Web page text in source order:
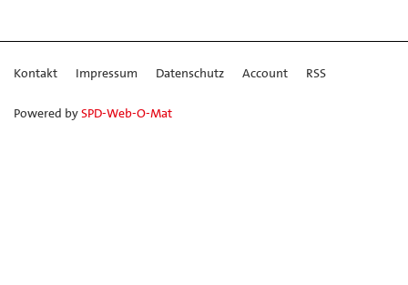
Kontakt Impressum Datenschutz Account RSS
Powered bySPD-Web-O-Mat